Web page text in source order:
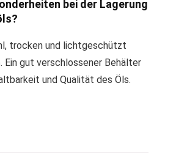
bei der Lagerung
trocken und lichtgeschützt
Ein gut verschlossener Behälter
und Qualität des Öls.